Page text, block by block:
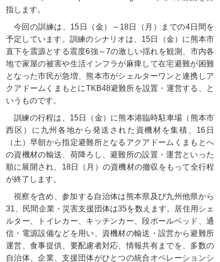
指します。
今回の訓練は、15日（金）～18日（月）までの4日間を
予定しています。訓練のシナリオは、15日（金）に熊本市
直下を震源とする震度6強～7の激しい揺れを観測、市内各
地で家屋の被害や生活インフラが麻痺して在宅避難が困難
となった市民が急増、熊本市がシェルターワンと連携しア
クアドームくまもとにTKB48避難所を設置・運営する、と
いうものです。
訓練の行程は、15日（金）に熊本港臨時駐車場（熊本市
西区）に九州各地から発送された資機材を集積、16日
（土）早朝から指定避難所となるアクアドームくまもとへ
の資機材の輸送、荷降ろし、避難所の設置・運営といった
順に展開され、18日（月）の資機材の撤収をもって全行程
が終了します。
視察を含め、参加する自治体は熊本県及び九州他県から
31、民間企業・災害支援団体は35を数えます。居住用シェ
ルター、トイレカー、キッチンカー、段ボールベッド、通
信・電源設備などを用い、資機材の輸送・設営から避難所
運営、食事提供、要配慮者対応、情報共有までを、多数の
自治体、企業、支援団体がひとつの統合オペレーションシ